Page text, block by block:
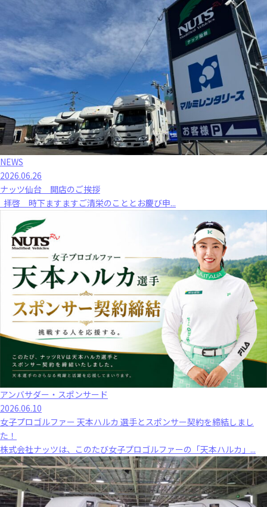
NEWS
2026.06.26
ナッツ仙台 開店のご挨拶
拝啓 時下ますますご清栄のこととお慶び申...
アンバサダー・スポンサード
2026.06.10
女子プロゴルファー 天本ハルカ 選手とスポンサー契約を締結しまし
た！
株式会社ナッツは、このたび女子プロゴルファーの「天本ハルカ」...